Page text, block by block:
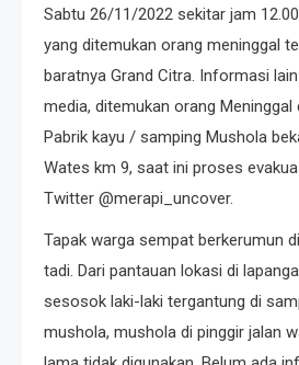
Sabtu 26/11/2022 sekitar jam
yang ditemukan orang meninggal
baratnya Grand Citra. Informasi
media, ditemukan orang Meninggal
Pabrik kayu / samping Mushola
Wates km 9, saat ini proses
Twitter @merapi_uncover.
Tapak warga sempat berkerumun
tadi. Dari pantauan lokasi di
sesosok laki-laki tergantung di
mushola, mushola di pinggir jalan